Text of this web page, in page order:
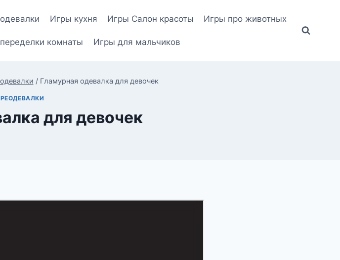
Игры кухня Игры Салон красоты Игры про животных
комнаты Игры для мальчиков
/ Гламурная одевалка для девочек
для девочек